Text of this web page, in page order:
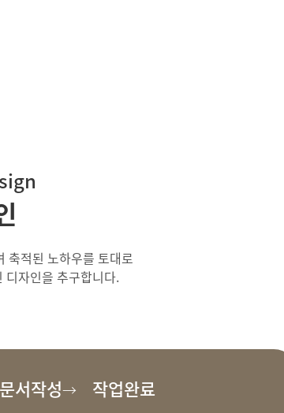
축적된 노하우를 토대로
디자인을 추구합니다.
서작성 작업완료